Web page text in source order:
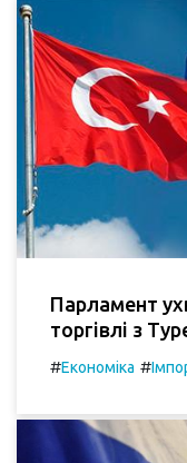
Парламент
торгівлі з
#Економіка #